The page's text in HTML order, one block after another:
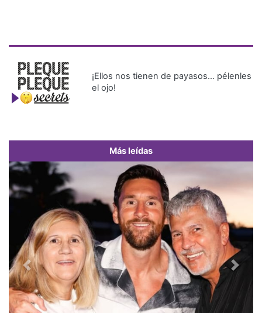
¡Ellos nos tienen de payasos… pélenles
el ojo!
Más leídas
Previous Next